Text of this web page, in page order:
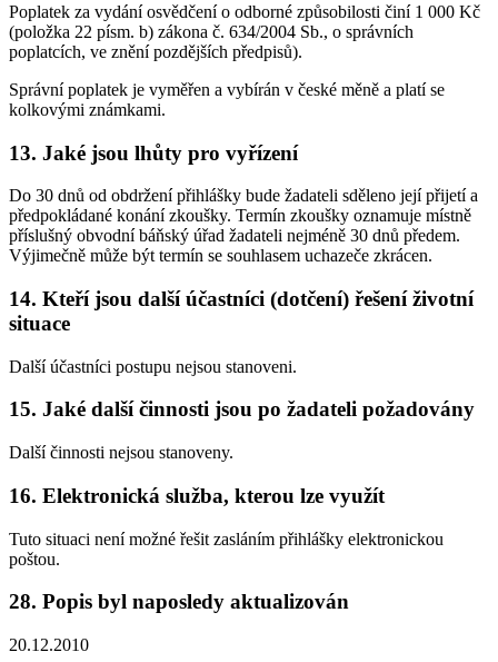
Poplatek za vydání osvědčení o odborné způsobilosti činí 1 000 Kč
(položka 22 písm. b) zákona č. 634/2004 Sb., o správních
poplatcích, ve znění pozdějších předpisů).
Správní poplatek je vyměřen a vybírán v české měně a platí se
kolkovými známkami.
13. Jaké jsou lhůty pro vyřízení
Do 30 dnů od obdržení přihlášky bude žadateli sděleno její přijetí a
předpokládané konání zkoušky. Termín zkoušky oznamuje místně
příslušný obvodní báňský úřad žadateli nejméně 30 dnů předem.
Výjimečně může být termín se souhlasem uchazeče zkrácen.
14. Kteří jsou další účastníci (dotčení) řešení životní
situace
Další účastníci postupu nejsou stanoveni.
15. Jaké další činnosti jsou po žadateli požadovány
Další činnosti nejsou stanoveny.
16. Elektronická služba, kterou lze využít
Tuto situaci není možné řešit zasláním přihlášky elektronickou
poštou.
28. Popis byl naposledy aktualizován
20.12.2010